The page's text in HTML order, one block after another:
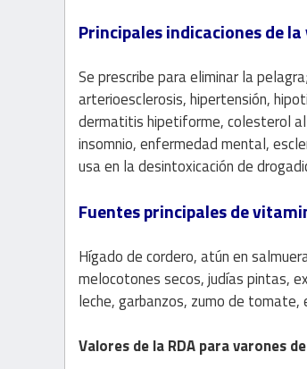
Principales indicaciones de
Se prescribe para eliminar la
arterioesclerosis, hipertensión,
dermatitis hipetiforme, colesterol
insomnio, enfermedad mental,
usa en la desintoxicación de
Fuentes principales de
Hígado de cordero, atún en
melocotones secos, judías pintas,
leche, garbanzos, zumo de tomate,
Valores de la RDA para varones